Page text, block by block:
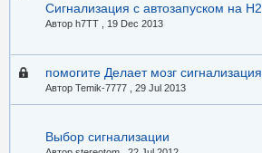
Сигнализация с автозапуском на H2
Автор h7TT , 19 Dec 2013
помогите Делает мозг сигнализация.
Автор Temik-7777 , 29 Jul 2013
Выбор сигнализации